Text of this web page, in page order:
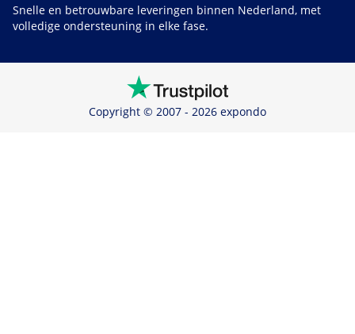
Snelle en betrouwbare leveringen binnen Nederland, met
volledige ondersteuning in elke fase.
Copyright © 2007 - 2026 expondo